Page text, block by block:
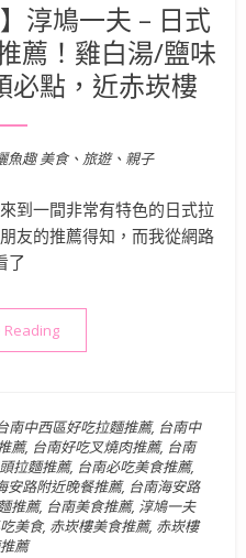
淳鳩一夫 – 日式
薦！雞白湯/鹽味
必點，近赤崁樓
Posted on
魚趣 美食、旅遊、親子
到一間非常有特色的日式拉
友的推薦得知，而我從網路
了
Reading“【台南中西區美食】淳鳩一
南中西區好吃拉麵推薦, 台南中
薦, 台南好吃叉燒肉推薦, 台南
拉麵推薦, 台南必吃美食推薦,
安路附近晚餐推薦, 台南海安路
推薦, 台南美食推薦, 淳鳩一夫
美食, 赤崁樓美食推薦, 赤崁樓
薦